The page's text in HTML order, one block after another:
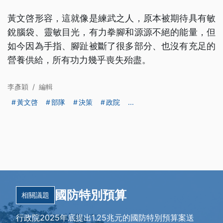
黃文啓形容，這就像是練武之人，原本被期待具有敏
銳腦袋、靈敏目光，有力拳腳和源源不絕的能量，但
如今因為手指、腳趾被斷了很多部分、也沒有充足的
營養供給，所有功力幾乎喪失殆盡。
李彥穎 / 編輯
黃文啓
部隊 決策 政院 ...
相關議題 國防特別預算
行政院2025年底提出1.25兆元的國防特別預算案送